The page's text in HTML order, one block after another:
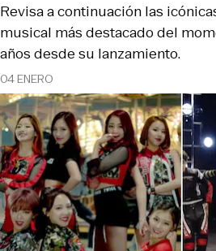
04 ENERO
Revisa a continuación las
musical más destacado del
años desde su lanzamiento.